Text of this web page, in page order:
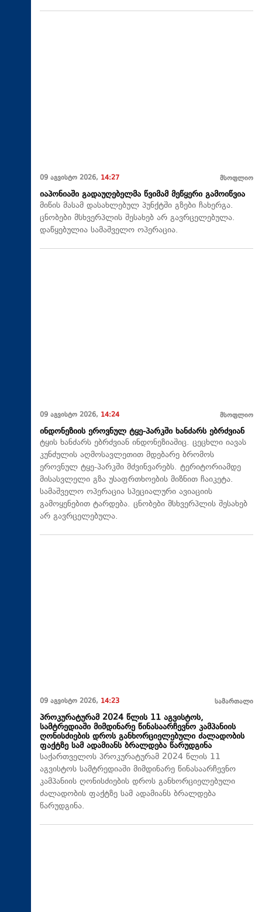
09 აგვისტო 2026, 14:27 მსოფლიო
იაპონიაში გადაუღებელმა წვიმამ მეწყერი გამოიწვია
მიწის მასამ დასახლებულ პუნქტში გზები ჩახერგა.
ცნობები მსხვერპლის შესახებ არ გავრცელებულა.
დაწყებულია სამაშველო ოპერაცია.
09 აგვისტო 2026, 14:24 მსოფლიო
ინდონეზიის ეროვნულ ტყე-პარკში ხანძარს ებრძვიან
ტყის ხანძარს ებრძვიან ინდონეზიაშიც. ცეცხლი იავას
კუნძულის აღმოსავლეთით მდებარე ბრომოს
ეროვნულ ტყე-პარკში მძვინვარებს. ტერიტორიამდე
მისასვლელი გზა უსაფრთხოების მიზნით ჩაიკეტა.
სამაშველო ოპერაცია სპეციალური ავიაციის
გამოყენებით ტარდება. ცნობები მსხვერპლის შესახებ
არ გავრცელებულა.
09 აგვისტო 2026, 14:23 სამართალი
პროკურატურამ 2024 წლის 11 აგვისტოს,
სამტრედიაში მიმდინარე წინასაარჩევნო კამპანიის
ღონისძიების დროს განხორციელებული ძალადობის
ფაქტზე სამ ადამიანს ბრალდება წარუდგინა
საქართველოს პროკურატურამ 2024 წლის 11
აგვისტოს სამტრედიაში მიმდინარე წინასაარჩევნო
კამპანიის ღონისძიების დროს განხორციელებული
ძალადობის ფაქტზე სამ ადამიანს ბრალდება
წარუდგინა.